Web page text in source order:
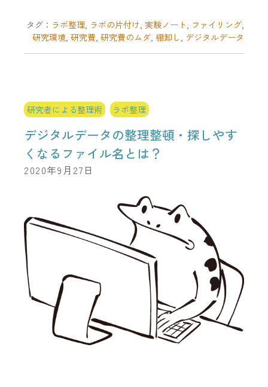
タグ： ラボ整理 ラボの片付け 実験ノート ファイリング
研究環境 研究費 研究費のムダ 棚卸し デジタルデータ
研究者による整理術 ラボ整理
デジタルデータの整理整頓・探しやす
くなるファイル名とは？
2020年9月27日